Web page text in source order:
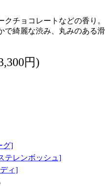
チョコレートなどの香り。
で綺麗な渋み、丸みのある滑
円)
グ]
テレンボッシュ]
ィ]